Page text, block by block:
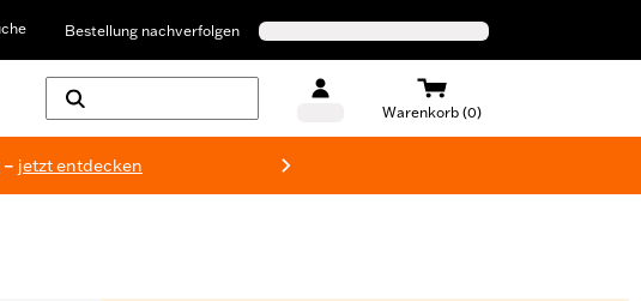
Bestellung nachverfolgen
Warenkorb (0)
jetzt entdecken